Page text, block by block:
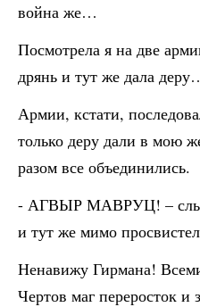
война же…
Посмотрела я на две
дрянь и тут же дала
Армии, кстати,
только деру дали в мою
разом все объединились.
- АГВЫР МАВРУЦ! –
и тут же мимо
Ненавижу Гирмана!
Чертов маг переросток и